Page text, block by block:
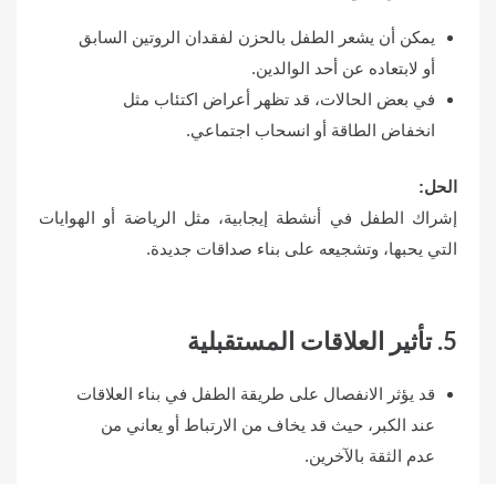
يمكن أن يشعر الطفل بالحزن لفقدان الروتين السابق
أو لابتعاده عن أحد الوالدين.
في بعض الحالات، قد تظهر أعراض اكتئاب مثل
انخفاض الطاقة أو انسحاب اجتماعي.
الحل:
إشراك الطفل في أنشطة إيجابية، مثل الرياضة أو الهوايات
التي يحبها، وتشجيعه على بناء صداقات جديدة.
5. تأثير العلاقات المستقبلية
قد يؤثر الانفصال على طريقة الطفل في بناء العلاقات
عند الكبر، حيث قد يخاف من الارتباط أو يعاني من
عدم الثقة بالآخرين.